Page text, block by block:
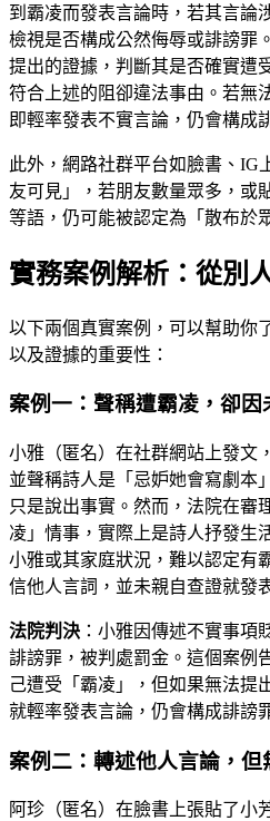
到霸凌而發表言論時，若其言論
檢視是否構成公然侮辱或誹謗罪
提出的證據，判斷其是否確實遭
符合上述的阻卻違法事由。若無
即輕率發表不實言論，仍會構成
此外，網路社群平台如臉書、IG
友可見」，若朋友數量眾多，或
等語，仍可能被認定為「散布於
實務案例解析：從別
以下兩個真實案例，可以幫助你
以及證據的重要性：
案例一：聲稱遭霸凌，卻因
小雅（匿名）在社群網站上發文
並聲稱詩人是「忌妒她會寫劇本
只是說出事實。然而，法院在審
凌」情事，實際上是詩人抒發生
小雅或其家庭狀況，難以認定有
信他人言詞，並未親自查證就發
法院判決 ：小雅因傳述不實事項
誹謗罪，被判處罰金。這個案例
己遭受「霸凌」，但如果無法提
就輕率發表言論，仍會構成誹謗
案例二：轉述他人言論，但
阿珍（匿名）在臉書上張貼了小